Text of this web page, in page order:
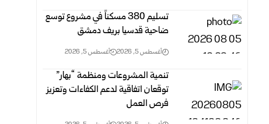
تسليم 380 مسكناً في مشروع توسع
ضاحية قدسيا بريف دمشق
أغسطس 5, 2026 أغسطس 5, 2026
تنمية المشروعات ومنظمة “بهار”
توقعان اتفاقية لدعم الكفاءات وتعزيز
فرص العمل